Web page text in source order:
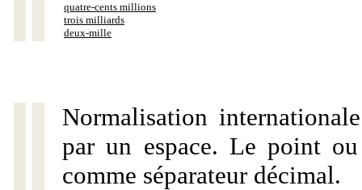
quatre-cents millions
trois milliards
deux-mille
Normalisation
par un espace. Le point
comme séparateur décimal.